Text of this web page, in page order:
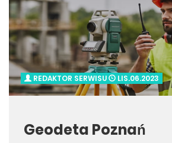
REDAKTOR SERWISU LIS.06.2023
Geodeta Poznań